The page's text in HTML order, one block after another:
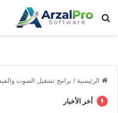
بحث عن
الرئيسية / برامج تشغيل الصوت
أخر الأخبار